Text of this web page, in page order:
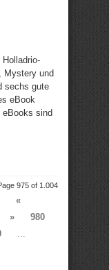
Mystery und
sechs gute
eBook
eBooks sind
975 of 1.004
«
»
980
...